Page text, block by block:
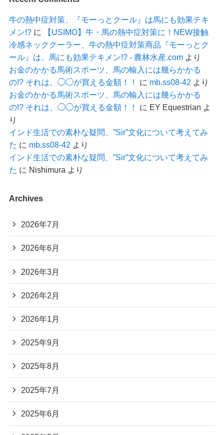
牛の熱中症対策、『モーっとクール』は馬にも効果テキ
メン!?に
【USIMO】牛・馬の熱中症対策に！NEW接触
冷感ネッククーラー、牛の熱中症対策商品『モーっとク
ール』は、馬にも効果テキメン!? - 農林水産.comより
お金のかかる馬術スポーツ、馬の輸入には幾らかかる
の!? それは、◯◯が買える金額！！
に mb.ss08-42 より
お金のかかる馬術スポーツ、馬の輸入には幾らかかる
の!? それは、◯◯が買える金額！！
に EY Equestrian よ
り
インド生活での素朴な疑問、”Sir”文化について考えてみ
た に mb.ss08-42 より
インド生活での素朴な疑問、”Sir”文化について考えてみ
た に Nishimura より
Archives
2026年7月
2026年6月
2026年3月
2026年2月
2026年1月
2025年9月
2025年8月
2025年7月
2025年6月